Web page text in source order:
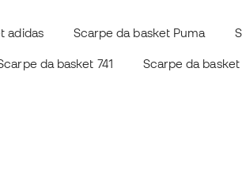
adidas Scarpe da basket Puma
da basket 741 Scarpe da